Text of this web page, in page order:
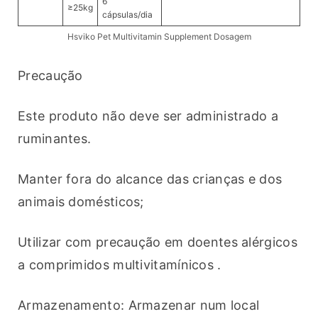
≥25kg
cápsulas/dia
Hsviko Pet Multivitamin Supplement Dosagem
Precaução
Este produto não deve ser administrado a
ruminantes.
Manter fora do alcance das crianças e dos
animais domésticos;
Utilizar com precaução em doentes alérgicos
a comprimidos multivitamínicos .
Armazenamento: Armazenar num local